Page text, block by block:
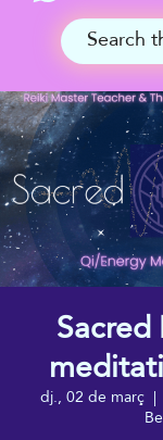
dj., 02 de març
  |